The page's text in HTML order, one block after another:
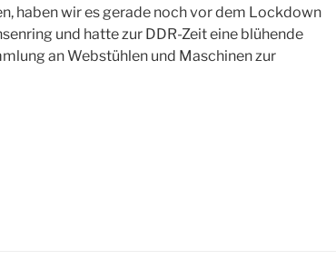
haben wir es gerade noch vor dem Lockdown
und hatte zur DDR-Zeit eine blühende
an Webstühlen und Maschinen zur